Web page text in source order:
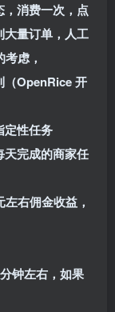
，消费一次，点
量订单，人工
虑，
（OpenRice 开
定性任务
完成的商家任
右佣金收益，
钟左右，如果